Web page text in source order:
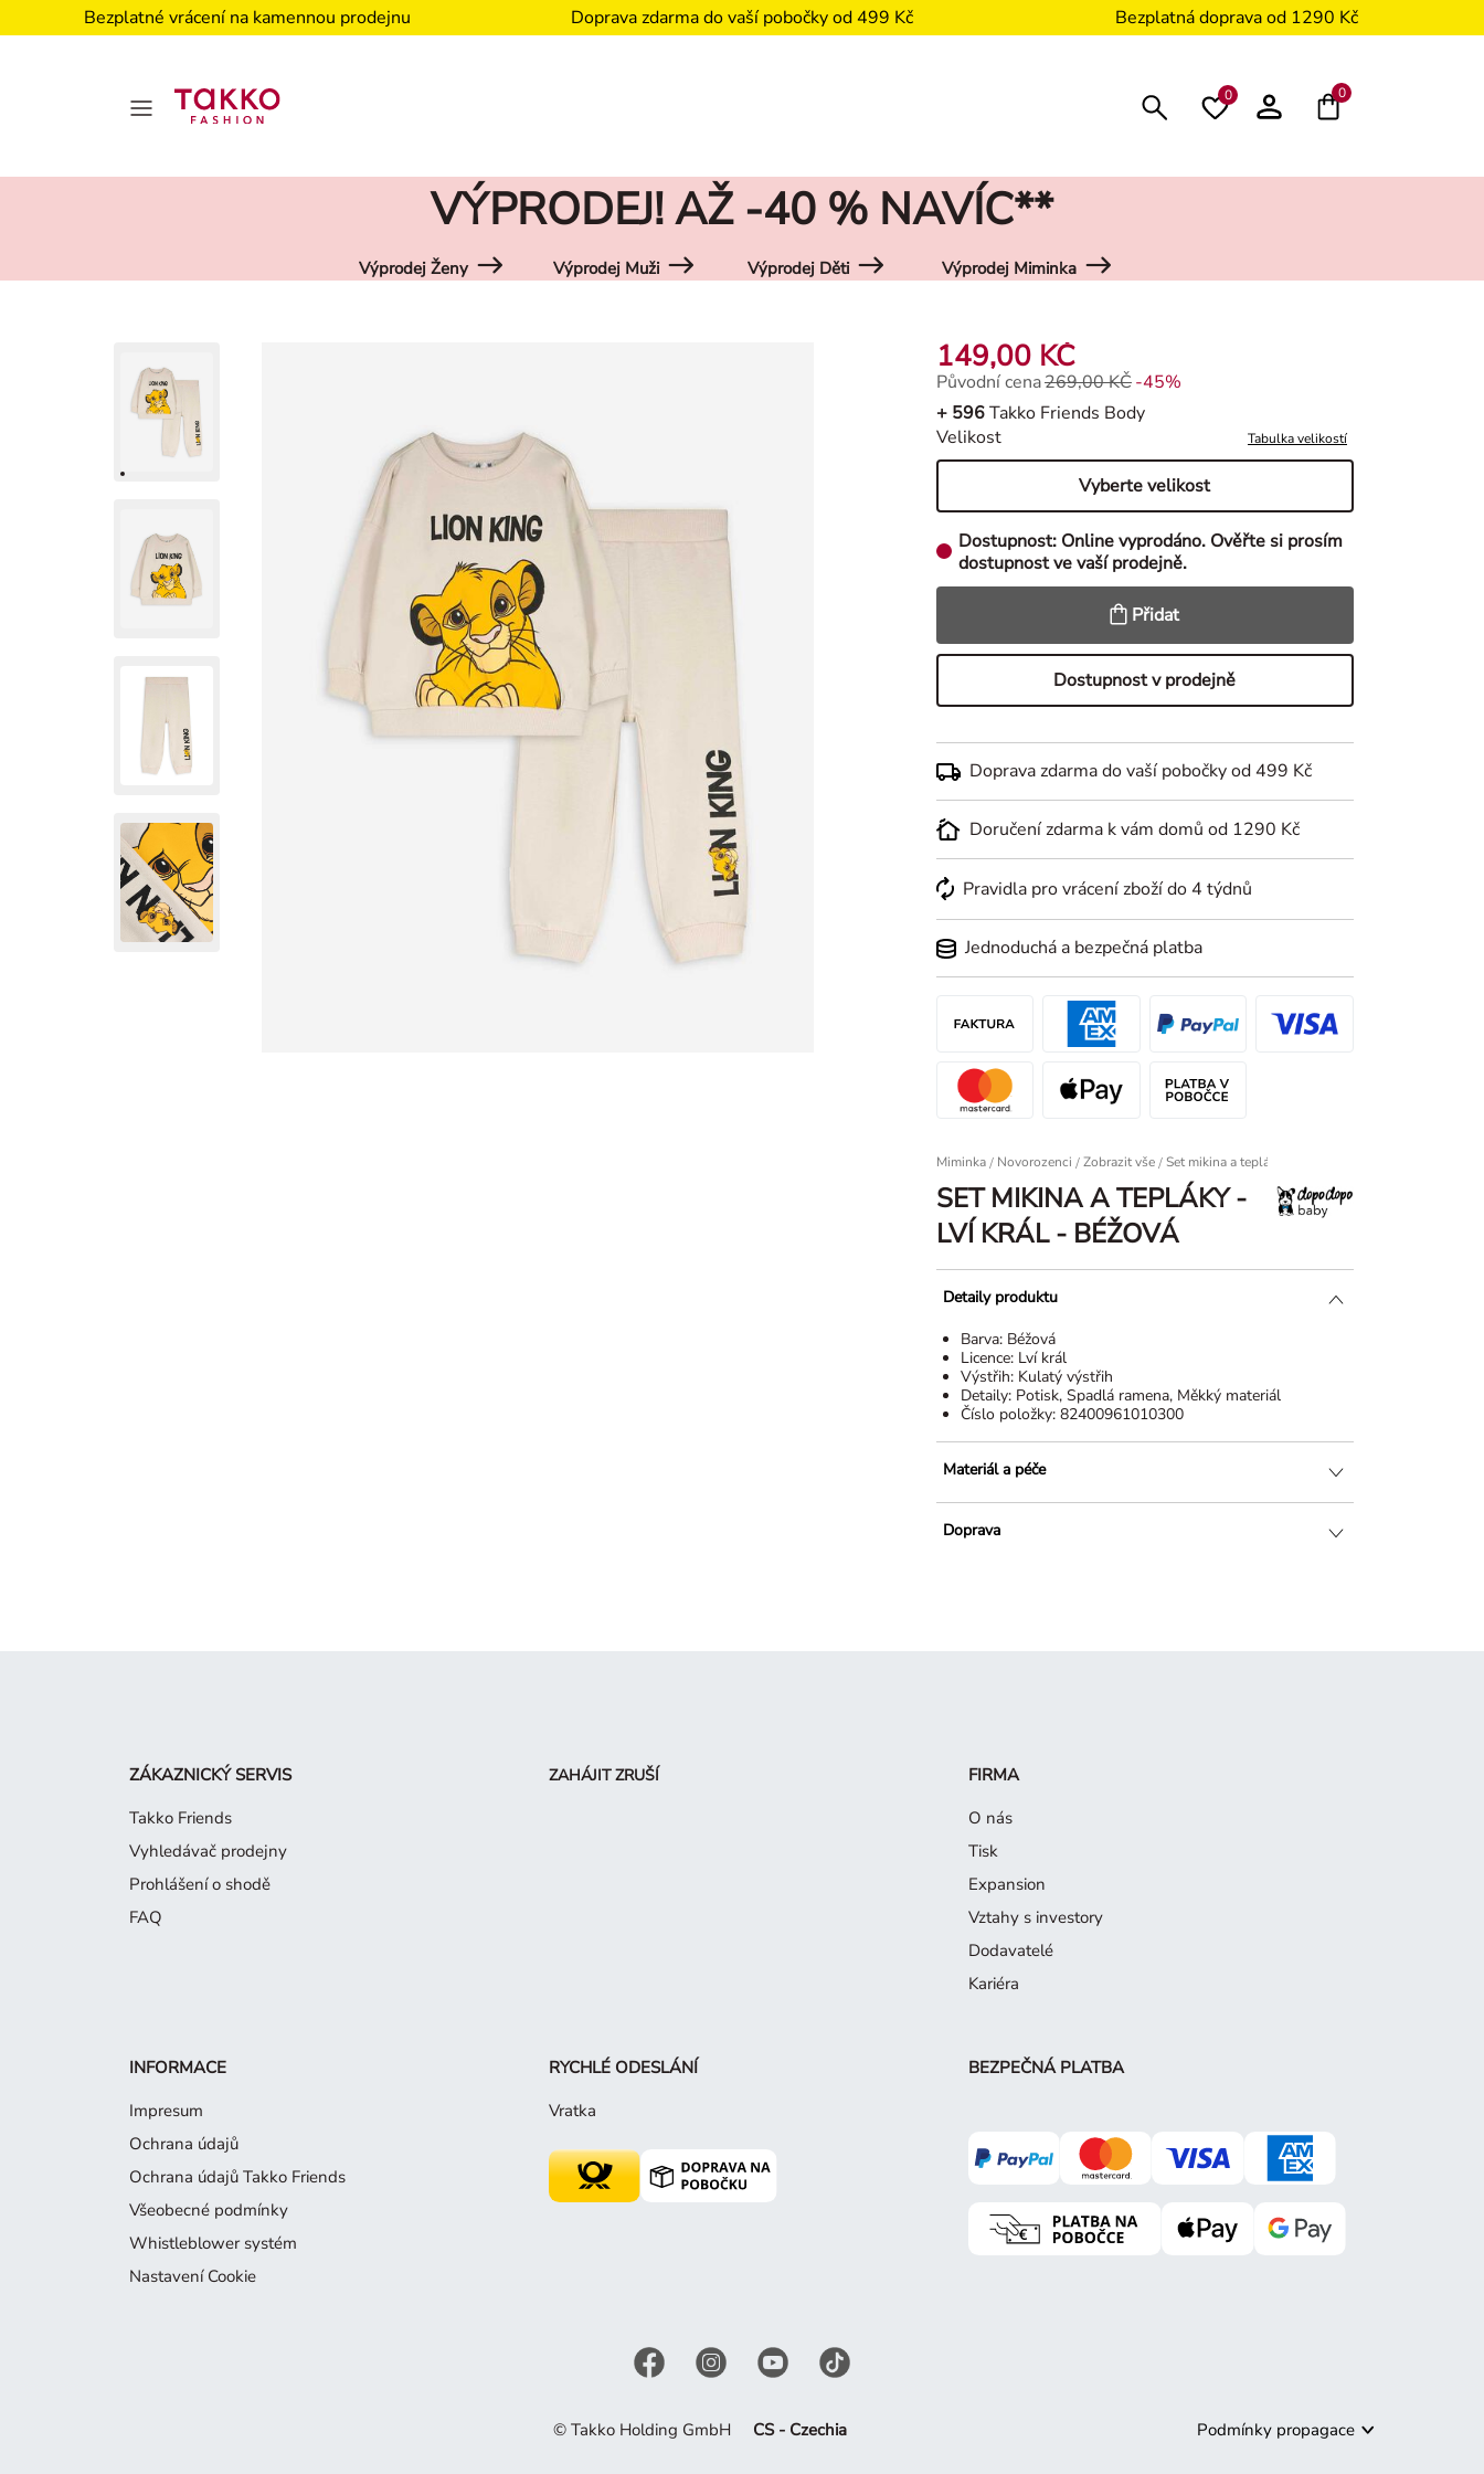
Bezplatné vrácení na kamennou prodejnu Doprava zdarma do vaší pobočky od 499 Kč Bezplatná doprava od 1290 Kč
0 0
VÝPRODEJ! AŽ -40 % NAVÍC**
Výprodej Ženy Výprodej Muži Výprodej Děti
Výprodej Miminka
149,00 KČ
Původní cena 269,00 Kč, Sleva -45%
Původní cena269,00 KČ-45%
+ 596Takko Friends Body
Velikost
Tabulka velikostí
Vyberte velikost
Dostupnost: Online vyprodáno. Ověřte si prosím
dostupnost ve vaší prodejně.
Přidat
Dostupnost v prodejně
Doprava zdarma do vaší pobočky od 499 Kč
Doručení zdarma k vám domů od 1290 Kč
Pravidla pro vrácení zboží do 4 týdnů
Jednoduchá a bezpečná platba
Miminka / Novorozenci / Zobrazit vše Set mikina a tepláky - Lví král - Béžová
SET MIKINA A TEPLÁKY -
LVÍ KRÁL - BÉŽOVÁ
Detaily produktu
Barva: Béžová
Licence: Lví král
Výstřih: Kulatý výstřih
Detaily: Potisk, Spadlá ramena, Měkký materiál
Číslo položky: 82400961010300
Materiál a péče
Doprava
ZÁKAZNICKÝ SERVIS
Takko Friends
Vyhledávač prodejny
Prohlášení o shodě
FAQ
ZAHÁJIT ZRUŠÍ
FIRMA
O nás
Tisk
Expansion
Vztahy s investory
Dodavatelé
Kariéra
INFORMACE
Impresum
Ochrana údajů
Ochrana údajů Takko Friends
Všeobecné podmínky
Whistleblower systém
Nastavení Cookie
RYCHLÉ ODESLÁNÍ
Vratka
BEZPEČNÁ PLATBA
© Takko Holding GmbH CS - Czechia Podmínky propagace